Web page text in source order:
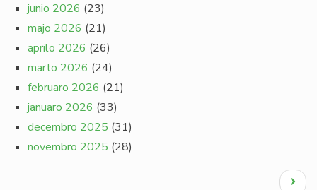
junio 2026 (23)
majo 2026 (21)
aprilo 2026 (26)
marto 2026 (24)
februaro 2026 (21)
januaro 2026 (33)
decembro 2025 (31)
novembro 2025 (28)
Next